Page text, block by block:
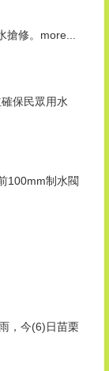
修。 more...
保民眾用水
100mm制水閥
，今(6)日苗栗